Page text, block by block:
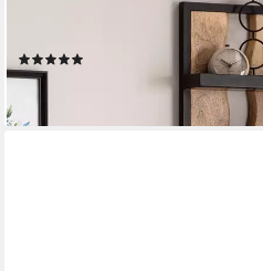
Metall Regal Industrial, 30x80x10
Hängeregal, Schweberegal
69,95 €
lieferbar - in 2-3 Werktagen bei dir